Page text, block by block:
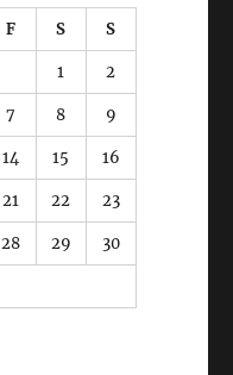
F S S
1 2
7 8 9
14 15 16
21 22 23
28 29 30